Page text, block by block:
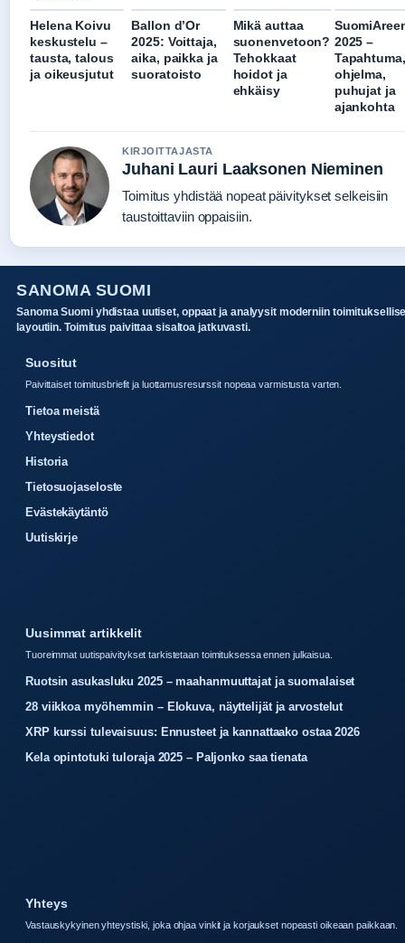
Helena Koivu
keskustelu –
tausta, talous
ja oikeusjutut
Ballon d’Or
2025: Voittaja,
aika, paikka ja
suoratoisto
Mikä auttaa
suonenvetoon?
Tehokkaat
hoidot ja
ehkäisy
2025 –
Tapahtuma,
ohjelma,
puhujat ja
ajankohta
KIRJOITTAJASTA
Juhani Lauri Laaksonen Nieminen
Toimitus yhdistää nopeat päivitykset selkeisiin
taustoittaviin oppaisiin.
SANOMA SUOMI
Sanoma Suomi yhdistaa uutiset, oppaat ja analyysit moderniin
layoutiin. Toimitus paivittaa sisaltoa jatkuvasti.
Suositut
Paivittaiset toimitusbriefit ja luottamusresurssit nopeaa varmistusta varten.
Tietoa meistä
Yhteystiedot
Historia
Tietosuojaseloste
Evästekäytäntö
Uutiskirje
Uusimmat artikkelit
Tuoreimmat uutispaivitykset tarkistetaan toimituksessa ennen julkaisua.
Ruotsin asukasluku 2025 – maahanmuuttajat ja suomalaiset
28 viikkoa myöhemmin – Elokuva, näyttelijät ja arvostelut
XRP kurssi tulevaisuus: Ennusteet ja kannattaako ostaa 2026
Kela opintotuki tuloraja 2025 – Paljonko saa tienata
Yhteys
Vastauskykyinen yhteystiski, joka ohjaa vinkit ja korjaukset nopeasti oikeaan paikkaan.